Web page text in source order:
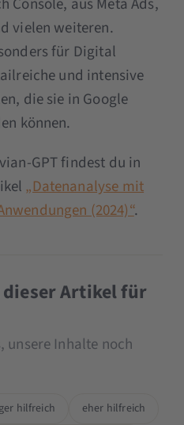
Console, aus Meta Ads,
vielen weiteren.
für Digital
und intensive
die sie in Google
können.
GPT findest du in
„Datenanalyse mit
(2024)“.
Artikel für
unsere Inhalte noch
hilfreich
eher hilfreich